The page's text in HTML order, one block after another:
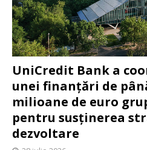
UniCredit Bank a
unei finanțări de
milioane de euro
pentru susținerea
dezvoltare